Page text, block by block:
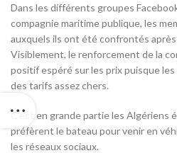
Dans les différents groupes
compagnie maritime publique, les
auxquels ils ont été confrontés
Visiblement, le renforcement de la
positif espéré sur les prix puisque
des tarifs assez chers.
C’est en grande partie les Algériens
préfèrent le bateau pour venir en
les réseaux sociaux.